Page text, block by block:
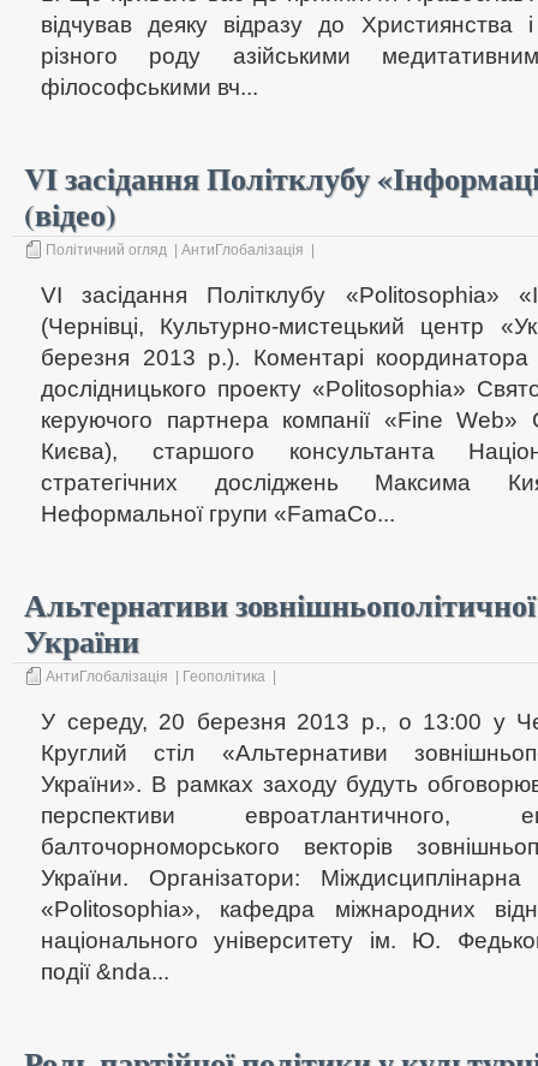
відчував деяку відразу до Християнства
різного роду азійськими
філософськими вч...
VI засідання Політклубу
(відео)
Політичний огляд АнтиГлобалізація
VI засідання Політклубу «Politosophia»
(Чернівці, Культурно-мистецький центр
березня 2013 р.). Коментарі координатора
дослідницького проекту «Politosophia»
керуючого партнера компанії «Fine Web»
Києва), старшого консультанта
стратегічних досліджень Максима
Неформальної групи «FamaCo...
Альтернативи зовнішньополітичної
України
АнтиГлобалізація Геополітика
У середу, 20 березня 2013 р., о 13:00 у
Круглий стіл «Альтернативи
України». В рамках заходу будуть
перспективи евроатлантичного,
балточорноморського векторів
України. Організатори: Міждисциплінарна
«Politosophia», кафедра міжнародних
національного університету ім. Ю.
події &nda...